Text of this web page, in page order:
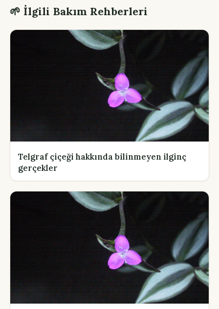
🌱 İlgili Bakım Rehberleri
Telgraf çiçeği hakkında bilinmeyen ilginç
gerçekler